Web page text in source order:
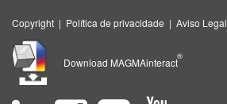
Copyright | Política de privacidade | Aviso Legal
Download MAGMAinteract
®